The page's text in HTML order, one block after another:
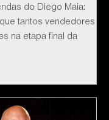
do Diego Maia:
tantos vendedores
na etapa final da